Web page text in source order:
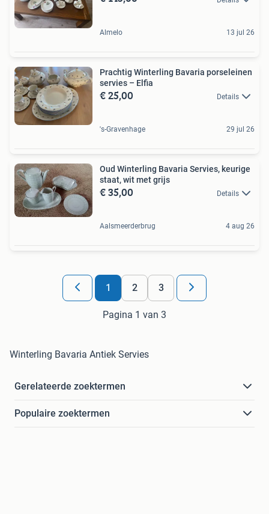
Almelo 13 jul 26
Prachtig Winterling Bavaria porseleinen
servies – Elfia
€ 25,00 Details
's-Gravenhage 29 jul 26
Oud Winterling Bavaria Servies, keurige
staat, wit met grijs
€ 35,00 Details
Aalsmeerderbrug 4 aug 26
1 2 3
Pagina 1 van 3
Winterling Bavaria Antiek Servies
Gerelateerde zoektermen
Populaire zoektermen